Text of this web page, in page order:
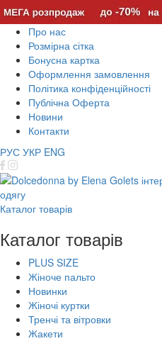
Про нас
Розмірна сітка
Бонусна картка
Оформлення замовлення
Політика конфіденційності
Публічна Оферта
Новини
Контакти
РУС УКР ENG
Каталог товарів
Каталог товарів
PLUS SIZE
Жіноче пальто
Новинки
Жіночі куртки
Тренчі та вітровки
Жакети